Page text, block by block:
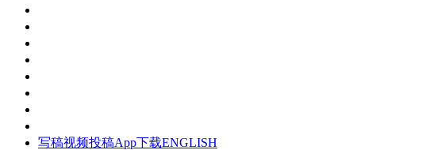
写稿视频投稿App下载ENGLISH